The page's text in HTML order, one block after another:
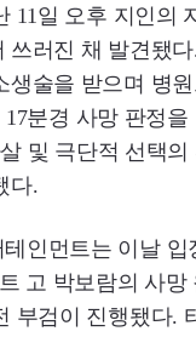
11일 오후 지인의
쓰러진 채 발견됐
생술을 받으며 병
17분경 사망 판정을
및 극단적 선택의
다.
인먼트는 이날 입
고 박보람의 사망
부검이 진행됐다.